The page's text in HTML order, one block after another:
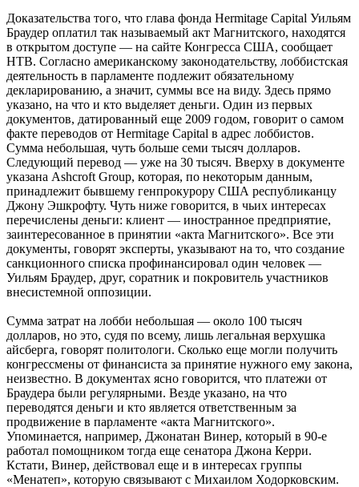
Доказательства того, что глава фонда Hermitage Capital Уильям
Браудер оплатил так называемый акт Магнитского, находятся
в открытом доступе — на сайте Конгресса США, сообщает
НТВ. Согласно американскому законодательству, лоббистская
деятельность в парламенте подлежит обязательному
декларированию, а значит, суммы все на виду. Здесь прямо
указано, на что и кто выделяет деньги. Один из первых
документов, датированный еще 2009 годом, говорит о самом
факте переводов от Hermitage Capital в адрес лоббистов.
Сумма небольшая, чуть больше семи тысяч долларов.
Следующий перевод — уже на 30 тысяч. Вверху в документе
указана Ashcroft Group, которая, по некоторым данным,
принадлежит бывшему генпрокурору США республиканцу
Джону Эшкрофту. Чуть ниже говорится, в чьих интересах
перечислены деньги: клиент — иностранное предприятие,
заинтересованное в принятии «акта Магнитского». Все эти
документы, говорят эксперты, указывают на то, что создание
санкционного списка профинансировал один человек —
Уильям Браудер, друг, соратник и покровитель участников
внесистемной оппозиции.
Сумма затрат на лобби небольшая — около 100 тысяч
долларов, но это, судя по всему, лишь легальная верхушка
айсберга, говорят политологи. Сколько еще могли получить
конгрессмены от финансиста за принятие нужного ему закона,
неизвестно. В документах ясно говорится, что платежи от
Браудера были регулярными. Везде указано, на что
переводятся деньги и кто является ответственным за
продвижение в парламенте «акта Магнитского».
Упоминается, например, Джонатан Винер, который в 90-е
работал помощником тогда еще сенатора Джона Керри.
Кстати, Винер, действовал еще и в интересах группы
«Менатеп», которую связывают с Михаилом Ходорковским.